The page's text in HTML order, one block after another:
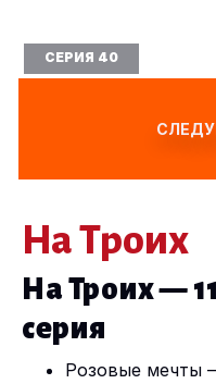
СЕРИЯ 40
На Троих
На Троих —
серия
Розовые мечты